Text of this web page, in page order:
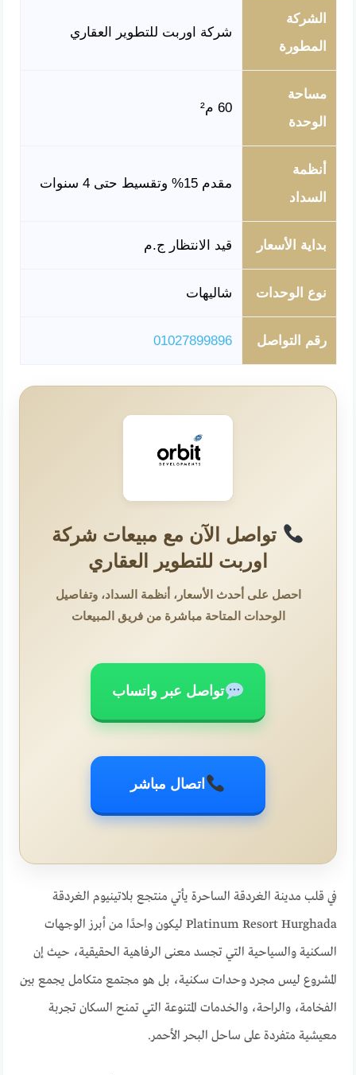
الشركة
المطورة
شركة اوربت للتطوير العقاري
مساحة
الوحدة
60 م²
أنظمة
السداد
مقدم 15% وتقسيط حتى 4 سنوات
بداية الأسعار قيد الانتظار ج.م
نوع الوحدات شاليهات
رقم التواصل 01027899896
تواصل الآن مع مبيعات شركة
اوربت للتطوير العقاري
احصل على أحدث الأسعار، أنظمة السداد، وتفاصيل
الوحدات المتاحة مباشرة من فريق المبيعات
تواصل عبر واتساب
اتصال مباشر
في قلب مدينة الغردقة الساحرة يأتي منتجع بلاتينيوم الغردقة
Platinum Resort Hurghada ليكون واحدًا من أبرز الوجهات
السكنية والسياحية التي تجسد معنى الرفاهية الحقيقية، حيث إن
المشروع ليس مجرد وحدات سكنية، بل هو مجتمع متكامل يجمع بين
الفخامة، والراحة، والخدمات المتنوعة التي تمنح السكان تجربة
معيشية متفردة على ساحل البحر الأحمر.